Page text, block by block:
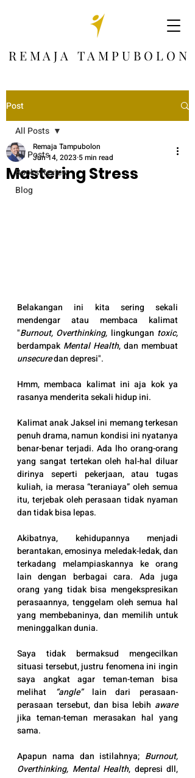
R E M A J A T A M P U B O L O N
Post
All Posts
Books Review
Blog
All Posts
Mastering Stress
Remaja Tampubolon
Jun 14, 2023 5 min read
Belakangan ini kita sering sekali
mendengar atau membaca kalimat
"Burnout, Overthinking, lingkungan toxic,
berdampak Mental Health
unsecure dan depresi".
Hmm, membaca kalimat ini aja kok ya
rasanya menderita sekali hidup ini.
Kalimat anak Jaksel ini memang terkesan
penuh drama, namun kondisi ini nyatanya
benar-benar terjadi. Ada lho orang-orang
yang sangat tertekan oleh hal-hal diluar
dirinya seperti pekerjaan, atau tugas
kuliah, ia merasa “teraniaya” oleh semua
itu, terjebak oleh perasaan tidak nyaman
dan tidak bisa lepas.
Akibatnya, kehidupannya menjadi
berantakan, emosinya meledak-ledak, dan
terkadang melampiaskannya ke orang
lain dengan berbagai cara. Ada juga
orang yang tidak bisa mengekspresikan
perasaannya, tenggelam oleh semua hal
yang membebaninya, dan memilih untuk
meninggalkan dunia.
Saya tidak bermaksud mengecilkan
situasi tersebut, justru fenomena ini ingin
saya angkat agar teman-teman bisa
melihat
“angle” lain dari perasaan-
perasaan tersebut, dan bisa lebih aware
jika teman-teman merasakan hal yang
sama.
Apapun nama dan istilahnya; Burnout,
Overthinking, Mental Health, depresi dll,